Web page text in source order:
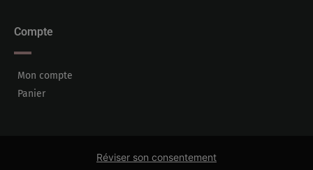
Compte
Mon compte
Panier
Réviser son consentement